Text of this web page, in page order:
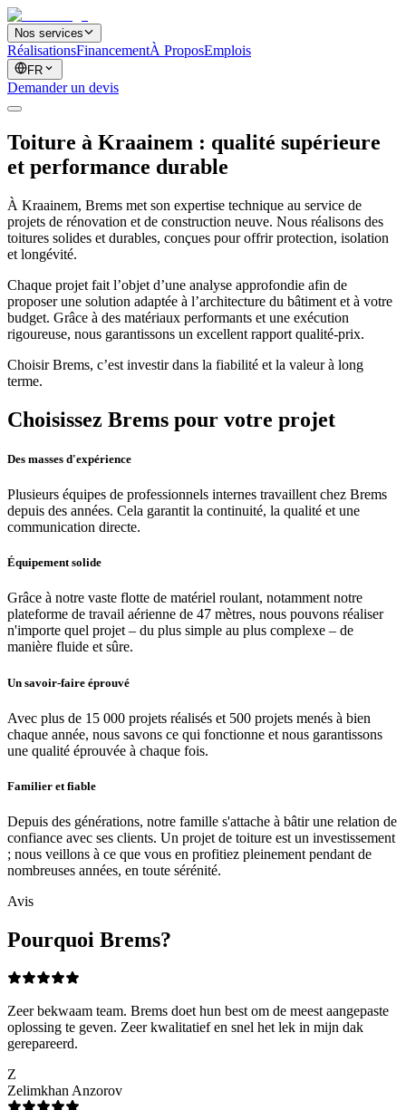
Nos services
RéalisationsFinancementÀ ProposEmplois
FR
Demander un devis
Toiture à Kraainem : qualité supérieure
et performance durable
À Kraainem, Brems met son expertise technique au service de
projets de rénovation et de construction neuve. Nous réalisons des
toitures solides et durables, conçues pour offrir protection, isolation
et longévité.
Chaque projet fait l’objet d’une analyse approfondie afin de
proposer une solution adaptée à l’architecture du bâtiment et à votre
budget. Grâce à des matériaux performants et une exécution
rigoureuse, nous garantissons un excellent rapport qualité-prix.
Choisir Brems, c’est investir dans la fiabilité et la valeur à long
terme.
Choisissez Brems pour votre projet
Des masses d'expérience
Plusieurs équipes de professionnels internes travaillent chez Brems
depuis des années. Cela garantit la continuité, la qualité et une
communication directe.
Équipement solide
Grâce à notre vaste flotte de matériel roulant, notamment notre
plateforme de travail aérienne de 47 mètres, nous pouvons réaliser
n'importe quel projet – du plus simple au plus complexe – de
manière fluide et sûre.
Un savoir-faire éprouvé
Avec plus de 15 000 projets réalisés et 500 projets menés à bien
chaque année, nous savons ce qui fonctionne et nous garantissons
une qualité éprouvée à chaque fois.
Familier et fiable
Depuis des générations, notre famille s'attache à bâtir une relation de
confiance avec ses clients. Un projet de toiture est un investissement
; nous veillons à ce que vous en profitiez pleinement pendant de
nombreuses années, en toute sérénité.
Avis
Pourquoi Brems?
Zeer bekwaam team. Brems doet hun best om de meest aangepaste
oplossing te geven. Zeer kwalitatief en snel het lek in mijn dak
gerepareerd.
Z
Zelimkhan Anzorov